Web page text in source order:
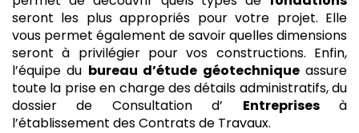
seront les plus appropriés pour votre projet. Elle
vous permet également de savoir quelles dimensions
seront à privilégier pour vos constructions. Enfin,
l’équipe du bureau d’étude géotechniqueassure
toute la prise en charge des détails administratifs, du
dossier de Consultation d’ Entreprisesà
l’établissement des Contrats de Travaux.